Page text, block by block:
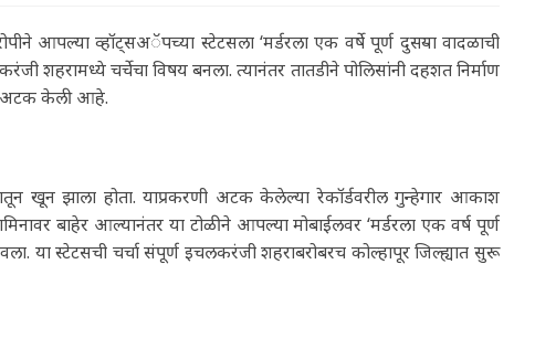
आपल्या व्हॉट्सअॅपच्या स्टेटसला ‘मर्डरला एक वर्षे पूर्ण दुसऱ्या वादळाची
चर्चेचा विषय बनला. त्यानंतर तातडीने पोलिसांनी दहशत निर्माण
अटक केली आहे.
खून झाला होता. याप्रकरणी अटक केलेल्या रेकॉर्डवरील गुन्हेगार आकाश
बाहेर आल्यानंतर या टोळीने आपल्या मोबाईलवर ‘मर्डरला एक वर्ष पूर्ण
या स्टेटसची चर्चा संपूर्ण इचलकरंजी शहराबरोबरच कोल्हापूर जिल्ह्यात सुरू